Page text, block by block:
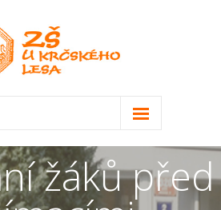
školyžáků před